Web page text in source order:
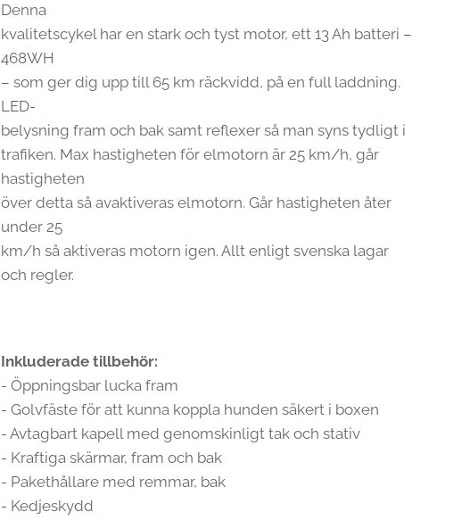
Denna
kvalitetscykel har en stark och tyst motor, ett 13 Ah batteri –
468WH
– som ger dig upp till 65 km räckvidd, på en full laddning.
LED-
belysning fram och bak samt reflexer så man syns tydligt i
trafiken. Max hastigheten för elmotorn är 25 km/h, går
hastigheten
över detta så avaktiveras elmotorn. Går hastigheten åter
under 25
km/h så aktiveras motorn igen. Allt enligt svenska lagar
och regler.
Inkluderade tillbehör:
- Öppningsbar lucka fram
- Golvfäste för att kunna koppla hunden säkert i boxen
- Avtagbart kapell med genomskinligt tak och stativ
- Kraftiga skärmar, fram och bak
- Pakethållare med remmar, bak
- Kedjeskydd